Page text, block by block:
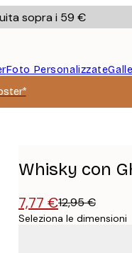
sopra i 59 €
Foto Personalizzate
Whisky con
7,77 €12,95 €
Seleziona le dimensioni